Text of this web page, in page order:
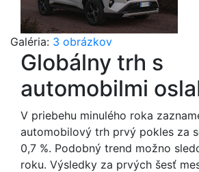
Galéria: 3 obrázkov
Globálny trh s
automobilmi
V priebehu minulého roka
automobilový trh prvý pokles za
0,7 %. Podobný trend možno
roku. Výsledky za prvých šesť